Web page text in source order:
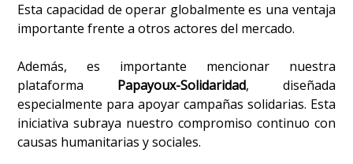
Esta capacidad de operar globalmente es una ventaja
importante frente a otros actores del mercado.
Además, es importante mencionar nuestra
plataforma Papayoux-Solidaridad, diseñada
especialmente para apoyar campañas solidarias. Esta
iniciativa subraya nuestro compromiso continuo con
causas humanitarias y sociales.